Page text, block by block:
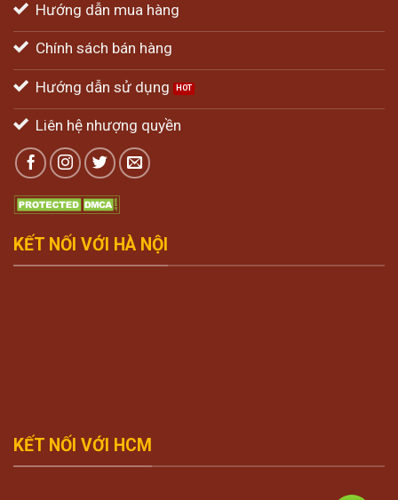
Hướng dẫn mua hàng
Chính sách bán hàng
Hướng dẫn sử dụng
Liên hệ nhượng quyền
KẾT NỐI VỚI HÀ NỘI
KẾT NỐI VỚI HCM